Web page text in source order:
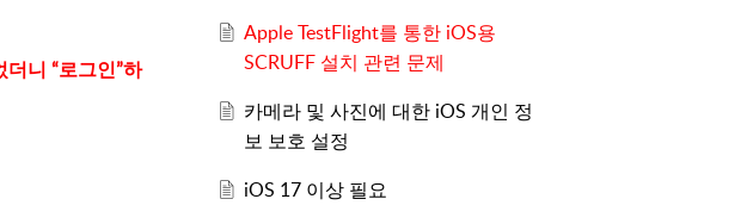
니 “로그인”하
Apple TestFlight를 통한 iOS용
SCRUFF 설치 관련 문제
카메라 및 사진에 대한 iOS 개인 정
보 보호 설정
iOS 17 이상 필요